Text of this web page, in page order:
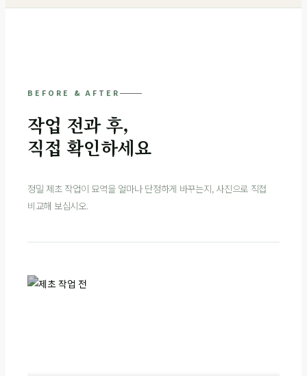
BEFORE & AFTER
작업 전과 후,
직접 확인하세요
정밀 제초 작업이 묘역을 얼마나 단정하게 바꾸는지, 사진으로 직접
비교해 보십시오.